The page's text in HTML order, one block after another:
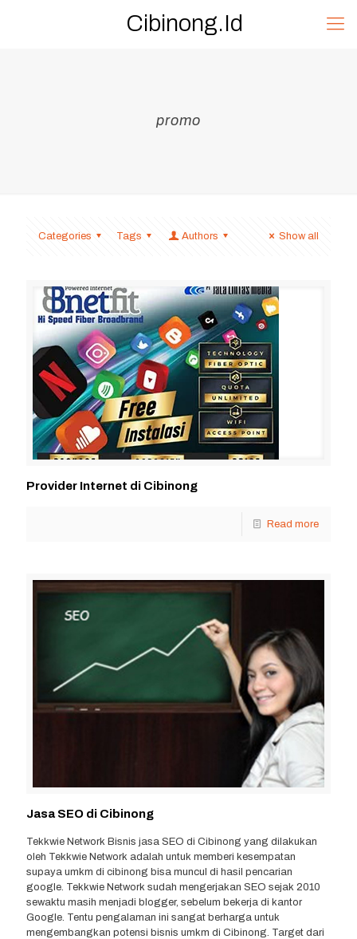
Cibinong.Id
promo
Categories Tags Authors Show all
Provider Internet di Cibinong
Read more
Jasa SEO di Cibinong
Tekkwie Network Bisnis jasa SEO di Cibinong yang dilakukan
oleh Tekkwie Network adalah untuk memberi kesempatan
supaya umkm di cibinong bisa muncul di hasil pencarian
google. Tekkwie Network sudah mengerjakan SEO sejak 2010
sewaktu masih menjadi blogger, sebelum bekerja di kantor
Google. Tentu pengalaman ini sangat berharga untuk
mengembangkan potensi bisnis umkm di Cibinong. Target dari